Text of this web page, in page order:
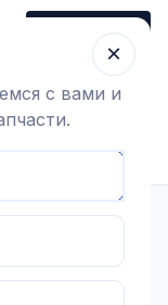
Заказать звонок
×
с вами и